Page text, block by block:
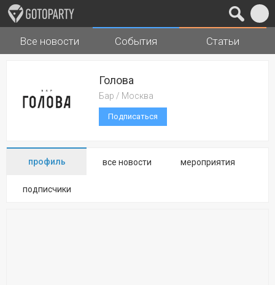
Города Музыка
Все новости События Статьи
Голова
Бар / Москва
Подписаться
профиль все новости мероприятия
подписчики